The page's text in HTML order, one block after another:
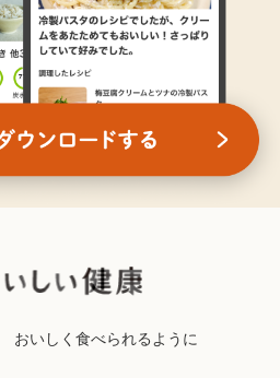
おいしく食べられるように